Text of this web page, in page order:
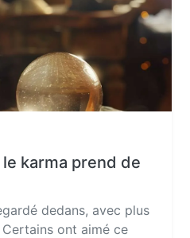
karma prend de
dedans, avec plus
ont aimé ce